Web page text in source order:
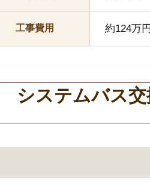
工事費用 約124万
システムバス